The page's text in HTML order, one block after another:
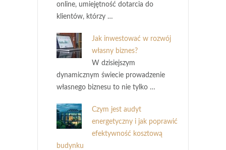
online, umiejętność dotarcia do
klientów, którzy …
Jak inwestować w rozwój
własny biznes?
W dzisiejszym
dynamicznym świecie prowadzenie
własnego biznesu to nie tylko …
Czym jest audyt
energetyczny i jak poprawić
efektywność kosztową
budynku